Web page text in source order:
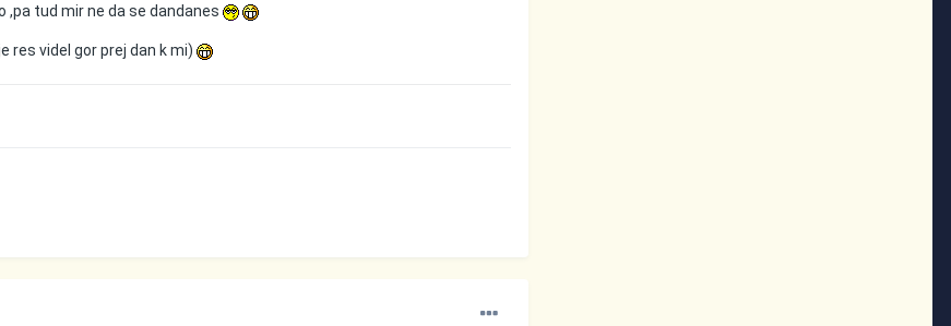
,pa tud mir ne da se dandanes
res videl gor prej dan k mi)